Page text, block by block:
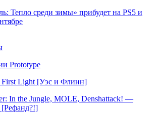
Тепло среди зимы» прибудет на PS5 и
Prototype
First Light [Уэс и Флинн]
In the Jungle, MOLE, Denshattack! —
[Рефанд?!]